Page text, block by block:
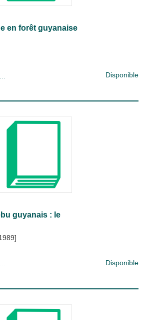
en forêt guyanaise
Disponible
guyanais : le
Disponible